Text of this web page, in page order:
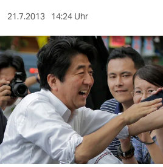
sport
berlin
nord
wahrheit
verlag
verlag
21.7.2013 14:24 Uhr